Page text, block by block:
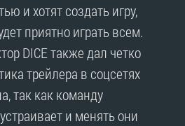
и хотят создать игру,
приятно играть всем.
DICE также дал четко
трейлера в соцсетях
так как команду
и менять они